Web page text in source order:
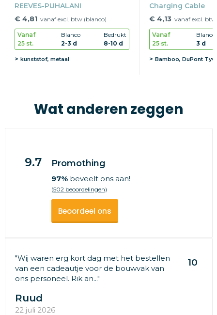
REEVES-PUHALANI
€ 4,81 vanaf excl. btw (blanco)
Vanaf
25 st.
Blanco
2-3 d
Bedrukt
8-10 d
kunststof, metaal
Charging Cable
€ 4,13 vanaf excl.
Vanaf
25 st.
Blanco
3 d
Bamboo, DuPont
Wat anderen zeggen
9.7 Promothing
97%beveelt ons aan!
(502 beoordelingen)
Beoordeel ons
"Wij waren erg kort dag met het bestellen
van een cadeautje voor de bouwvak van
ons personeel. Rik an..."
10
Ruud
22 juli 2026